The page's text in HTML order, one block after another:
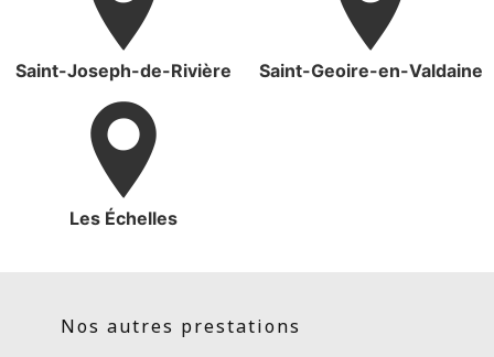
Saint-Joseph-de-Rivière Saint-Geoire-en-Valdaine
Les Échelles
Nos autres prestations